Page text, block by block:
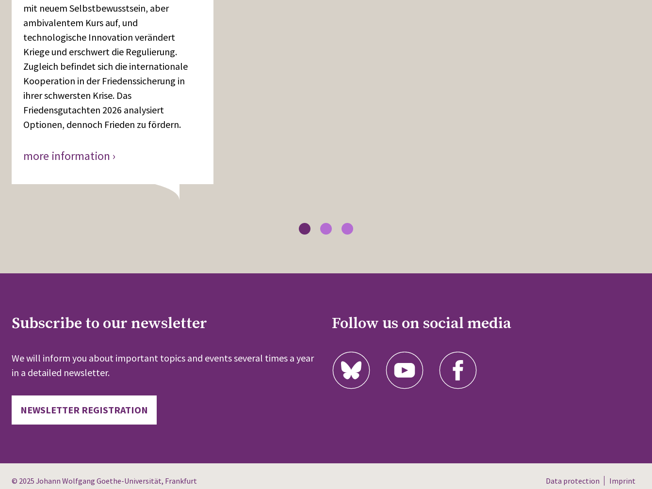
mit neuem Selbstbewusstsein, aber
ambivalentem Kurs auf, und
technologische Innovation verändert
Kriege und erschwert die Regulierung.
Zugleich befindet sich die internationale
Kooperation in der Friedenssicherung in
ihrer schwersten Krise. Das
Friedensgutachten 2026 analysiert
Optionen, dennoch Frieden zu fördern.
more information ›
Subscribe to our newsletter
We will inform you about important topics and events several times a year
in a detailed newsletter.
NEWSLETTER REGISTRATION
Follow us on social media
© 2025 Johann Wolfgang Goethe-Universität, Frankfurt Data protection Imprint